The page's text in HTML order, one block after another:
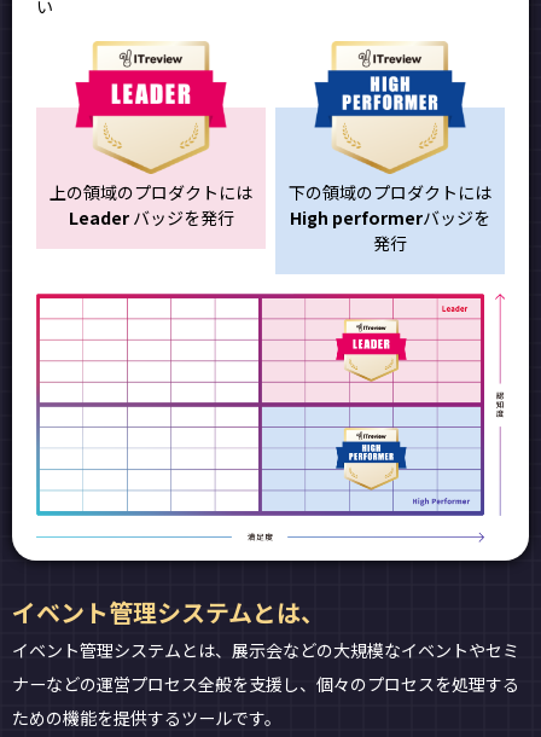
い
上の領域のプロダクトには
Leaderバッジを発行
下の領域のプロダクトには
High performerバッジを
発行
イベント管理システムとは、
イベント管理システムとは、展示会などの大規模なイベントやセミ
ナーなどの運営プロセス全般を支援し、個々のプロセスを処理する
ための機能を提供するツールです。